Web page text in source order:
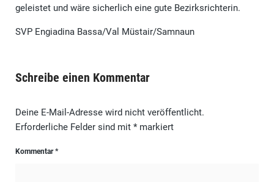
geleistet und wäre sicherlich eine gute Bezirksrichterin.
SVP Engiadina Bassa/Val Müstair/Samnaun
Schreibe einen Kommentar
Deine E-Mail-Adresse wird nicht veröffentlicht.
Erforderliche Felder sind mit *markiert
Kommentar*